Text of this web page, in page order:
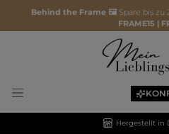
Behind the Frame 🖼️ Spare bis zu
FRAME15 |
Hergestellt in